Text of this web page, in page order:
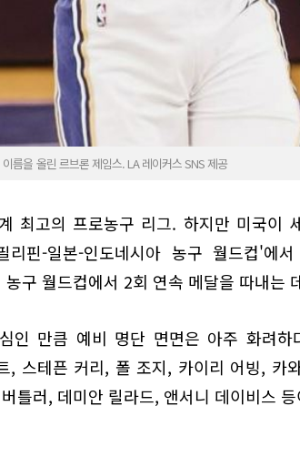
름을 올린 르브론 제임스. LA 레이커스 SNS 제공
최고의 프로농구 리그. 하지만 미국이
핀-일본-인도네시아 농구 월드컵'에
구 월드컵에서 2회 연속 메달을 따내는
인 만큼 예비 명단 면면은 아주 화려
, 스테픈 커리, 폴 조지, 카이리 어빙, 카
틀러, 데미안 릴라드, 앤서니 데이비스